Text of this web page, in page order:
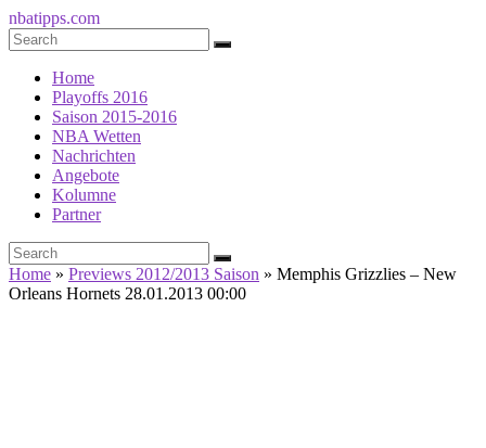
nbatipps.com
Home
Playoffs 2016
Saison 2015-2016
NBA Wetten
Nachrichten
Angebote
Kolumne
Partner
Home » Previews 2012/2013 Saison » Memphis Grizzlies – New
Orleans Hornets 28.01.2013 00:00